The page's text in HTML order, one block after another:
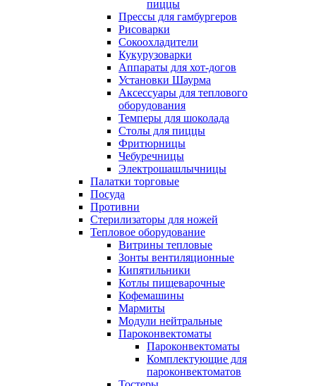
пиццы
Прессы для гамбургеров
Рисоварки
Сокоохладители
Кукурузоварки
Аппараты для хот-догов
Установки Шаурма
Аксессуары для теплового
оборудования
Темперы для шоколада
Столы для пиццы
Фритюрницы
Чебуречницы
Электрошашлычницы
Палатки торговые
Посуда
Противни
Стерилизаторы для ножей
Тепловое оборудование
Витрины тепловые
Зонты вентиляционные
Кипятильники
Котлы пищеварочные
Кофемашины
Мармиты
Модули нейтральные
Пароконвектоматы
Пароконвектоматы
Комплектующие для
пароконвектоматов